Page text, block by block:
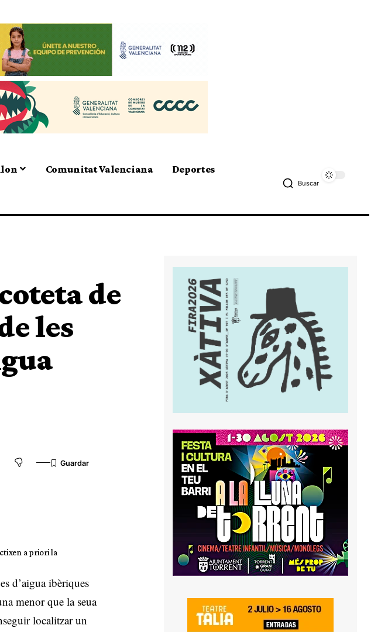
Comunitat Valenciana Deportes
Buscar
de
les
a priori la
d’aigua ibèriques
menor que la seua
localitzar un